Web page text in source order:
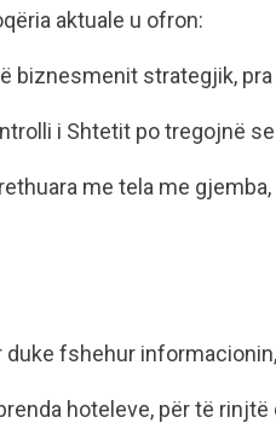
aktuale u ofron:
biznesmenit strategjik,
i Shtetit po tregojnë
me tela me gjemba,
duke fshehur informacionin,
hoteleve, për të